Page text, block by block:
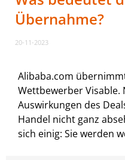
Übernahme?
20-11-2023
Alibaba.com
Wettbewerber Visable.
Auswirkungen des
Handel nicht ganz
sich einig: Sie werden